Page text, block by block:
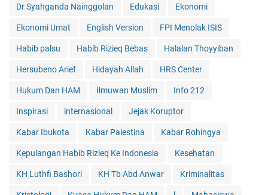
Dr Syahganda Nainggolan Edukasi Ekonomi
Ekonomi Umat English Version FPI Menolak ISIS
Habib palsu Habib Rizieq Bebas Halalan Thoyyiban
Hersubeno Arief Hidayah Allah HRS Center
Hukum Dan HAM Ilmuwan Muslim Info 212
Inspirasi internasional Jejak Koruptor
Kabar Ibukota Kabar Palestina Kabar Rohingya
Kepulangan Habib Rizieq Ke Indonesia Kesehatan
KH Luthfi Bashori KH Tb Abd Anwar Kriminalitas